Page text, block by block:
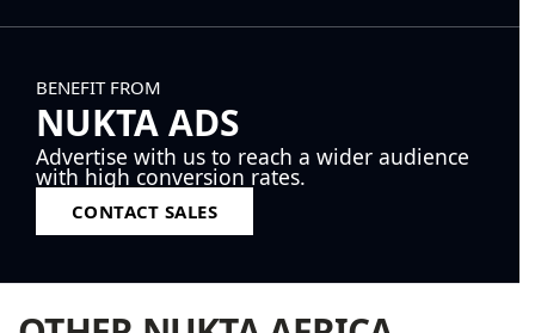
BENEFIT FROM
NUKTA ADS
Advertise with us to reach a wider audience
with high conversion rates.
CONTACT SALES